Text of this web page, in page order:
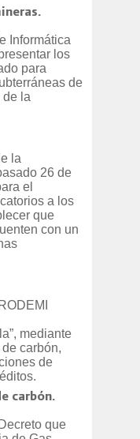
Informática
los
para
de
de la
la
26 de
el
a los
que
con un
mediante
carbón,
de
carbón.
que